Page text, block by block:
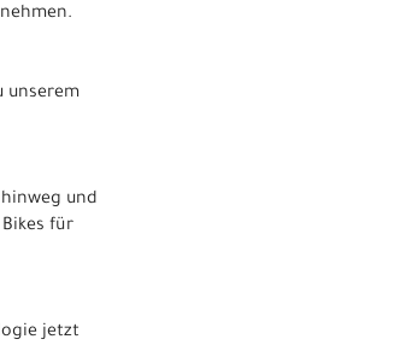
unserem
und
für
jetzt